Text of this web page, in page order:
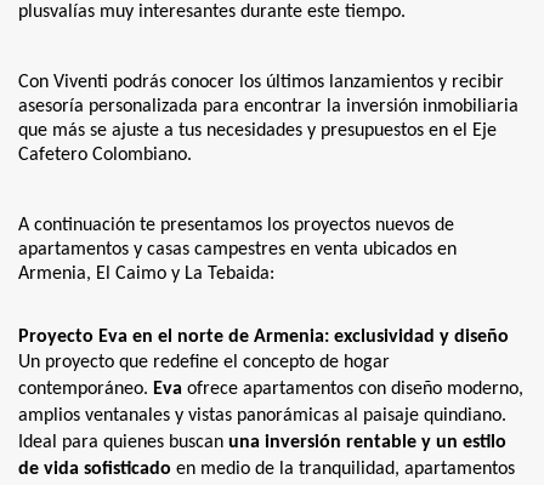
plusvalías muy interesantes durante este tiempo.
Con Viventi podrás conocer los últimos lanzamientos y recibir
asesoría personalizada para encontrar la inversión inmobiliaria
que más se ajuste a tus necesidades y presupuestos en el Eje
Cafetero Colombiano.
A continuación te presentamos los proyectos nuevos de
apartamentos y casas campestres en venta ubicados en
Armenia, El Caimo y La Tebaida:
Proyecto Eva en el norte de Armenia: exclusividad y diseño
Un proyecto que redefine el concepto de hogar
contemporáneo. Eva ofrece apartamentos con diseño moderno,
amplios ventanales y vistas panorámicas al paisaje quindiano.
Ideal para quienes buscan una inversión rentable y un estilo
de vida sofisticado en medio de la tranquilidad, apartamentos